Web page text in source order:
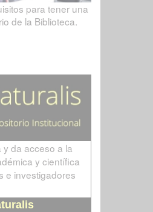
para tener una
de la Biblioteca.
y da acceso a la
y científica
e investigadores